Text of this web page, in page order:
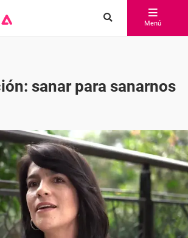
Menú
sanar para sanarnos